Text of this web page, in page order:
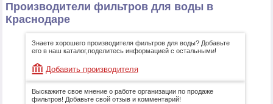
Производители фильтров для воды в
Краснодаре
Знаете хорошего производителя фильтров для воды? Добавьте
его в наш каталог,поделитесь информацией с остальными!
Добавить производителя
Выскажите свое мнение о работе организации по продаже
фильтров! Добавьте свой отзыв и комментарий!